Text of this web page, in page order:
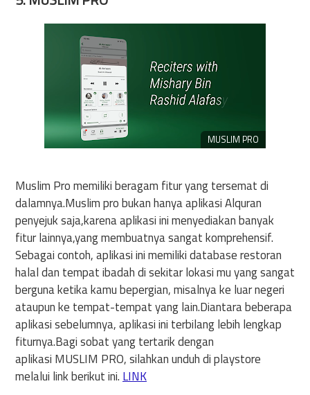
MUSLIM PRO
Muslim Pro memiliki beragam fitur yang tersemat di
dalamnya.Muslim pro bukan hanya aplikasi Alquran
penyejuk saja,karena aplikasi ini menyediakan banyak
fitur lainnya,yang membuatnya sangat komprehensif.
Sebagai contoh, aplikasi ini memiliki database restoran
halal dan tempat ibadah di sekitar lokasi mu yang sangat
berguna ketika kamu bepergian, misalnya ke luar negeri
ataupun ke tempat-tempat yang lain.Diantara beberapa
aplikasi sebelumnya, aplikasi ini terbilang lebih lengkap
fiturnya.Bagi sobat yang tertarik dengan
aplikasi MUSLIM PRO, silahkan unduh di playstore
melalui link berikut ini. LINK